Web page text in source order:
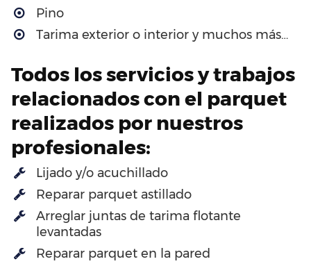
Pino
Tarima exterior o interior y muchos más…
Todos los servicios y trabajos
relacionados con el parquet
realizados por nuestros
profesionales:
Lijado y/o acuchillado
Reparar parquet astillado
Arreglar juntas de tarima flotante
levantadas
Reparar parquet en la pared